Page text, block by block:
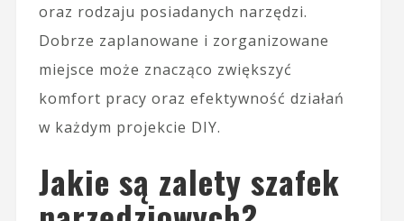
oraz rodzaju posiadanych narzędzi.
Dobrze zaplanowane i zorganizowane
miejsce może znacząco zwiększyć
komfort pracy oraz efektywność działań
w każdym projekcie DIY.
Jakie są zalety szafek